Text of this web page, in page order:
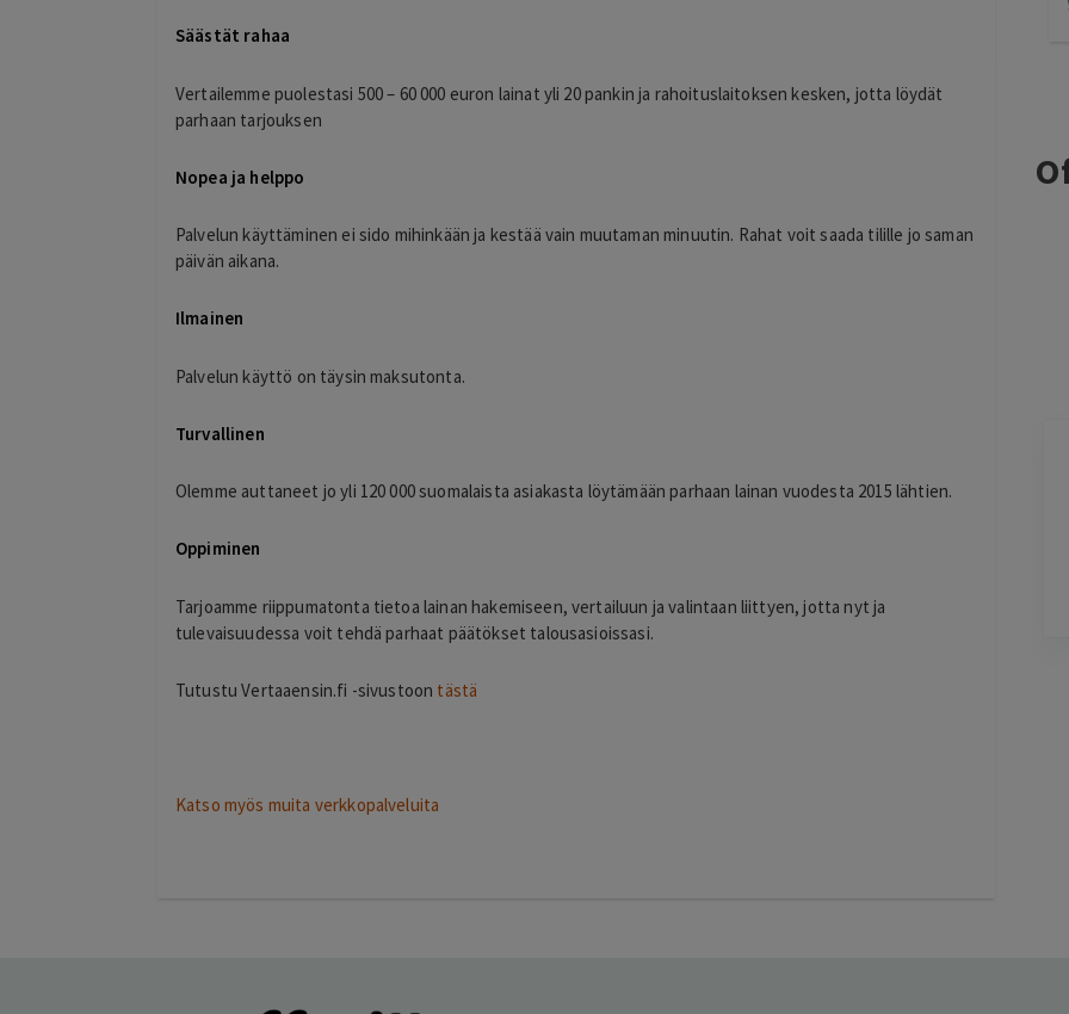
Säästät rahaa
Vertailemme puolestasi 500 – 60 000 euron lainat yli 20 pankin ja rahoituslaitoksen kesken, jotta löydät
parhaan tarjouksen
Nopea ja helppo
Palvelun käyttäminen ei sido mihinkään ja kestää vain muutaman minuutin. Rahat voit saada tilille jo saman
päivän aikana.
Ilmainen
Palvelun käyttö on täysin maksutonta.
Turvallinen
Olemme auttaneet jo yli 120 000 suomalaista asiakasta löytämään parhaan lainan vuodesta 2015 lähtien.
Oppiminen
Tarjoamme riippumatonta tietoa lainan hakemiseen, vertailuun ja valintaan liittyen, jotta nyt ja
tulevaisuudessa voit tehdä parhaat päätökset talousasioissasi.
Tutustu Vertaaensin.fi -sivustoon tästä
Katso myös muita verkkopalveluita
Espoo
22 hours ago
Lisätty
helsinki